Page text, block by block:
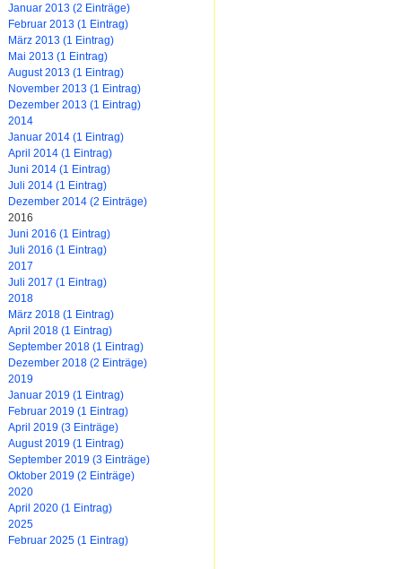
Januar 2013 (2 Einträge)
Februar 2013 (1 Eintrag)
März 2013 (1 Eintrag)
Mai 2013 (1 Eintrag)
August 2013 (1 Eintrag)
November 2013 (1 Eintrag)
Dezember 2013 (1 Eintrag)
2014
Januar 2014 (1 Eintrag)
April 2014 (1 Eintrag)
Juni 2014 (1 Eintrag)
Juli 2014 (1 Eintrag)
Dezember 2014 (2 Einträge)
2016
Juni 2016 (1 Eintrag)
Juli 2016 (1 Eintrag)
2017
Juli 2017 (1 Eintrag)
2018
März 2018 (1 Eintrag)
April 2018 (1 Eintrag)
September 2018 (1 Eintrag)
Dezember 2018 (2 Einträge)
2019
Januar 2019 (1 Eintrag)
Februar 2019 (1 Eintrag)
April 2019 (3 Einträge)
August 2019 (1 Eintrag)
September 2019 (3 Einträge)
Oktober 2019 (2 Einträge)
2020
April 2020 (1 Eintrag)
2025
Februar 2025 (1 Eintrag)